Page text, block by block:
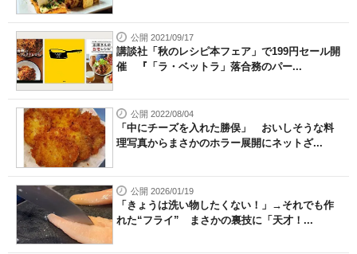
公開 2021/09/17
講談社「秋のレシピ本フェア」で199円セール開
催 『「ラ・ベットラ」落合務のパー...
公開 2022/08/04
「中にチーズを入れた勝俣」 おいしそうな料
理写真からまさかのホラー展開にネットざ...
公開 2026/01/19
「きょうは洗い物したくない！」→それでも作
れた“フライ” まさかの裏技に「天才！...